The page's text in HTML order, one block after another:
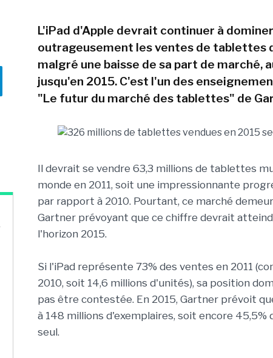
L'iPad d'Apple devrait continuer à dominer
outrageusement les ventes de tablettes
malgré une baisse de sa part de marché,
jusqu'en 2015. C'est l'un des
"Le futur du marché des tablettes" de
Il devrait se vendre 63,3 millions de tablettes
monde en 2011, soit une impressionnante
par rapport à 2010. Pourtant, ce marché
Gartner prévoyant que ce chiffre devrait
l'horizon 2015.
Si l'iPad représente 73% des ventes en 2011
2010, soit 14,6 millions d'unités), sa position
pas être contestée. En 2015, Gartner prévoit
à 148 millions d'exemplaires, soit encore 45,5%
seul.